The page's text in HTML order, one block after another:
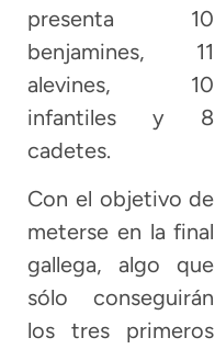
presenta 10
benjamines, 11
alevines, 10
infantiles y 8
cadetes.
Con el objetivo de
meterse en la final
gallega, algo que
sólo conseguirán
los tres primeros